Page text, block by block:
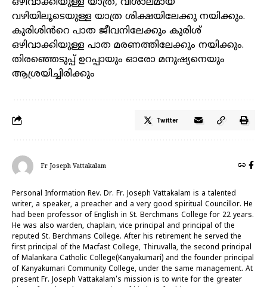
ഒഴിവാക്കിയുള്ള യാത്ര, വിശാലമായ
വഴിയിലൂടെയുള്ള യാത്ര ശിക്ഷയിലേക്കു നയിക്കും.
കുരിശിൻറെ പാത ജീവനിലേക്കും കുരിശ്
ഒഴിവാക്കിയുള്ള പാത മരണത്തിലേക്കും നയിക്കും.
തിരഞ്ഞെടുപ്പ് ഉറപ്പായും ഓരോ മനുഷ്യനെയും
ആശ്രയിച്ചിരിക്കും
Twitter
Fr Joseph Vattakalam
Personal Information Rev. Dr. Fr. Joseph Vattakalam is a talented
writer, a speaker, a preacher and a very good spiritual Councillor. He
had been professor of English in St. Berchmans College for 22 years.
He was also warden, chaplain, vice principal and principal of the
reputed St. Berchmans College. After his retirement he served the
first principal of the Macfast College, Thiruvalla, the second principal
of Malankara Catholic College(Kanyakumari) and the founder principal
of Kanyakumari Community College, under the same management. At
present Fr. Joseph Vattakalam's mission is to write for the greater